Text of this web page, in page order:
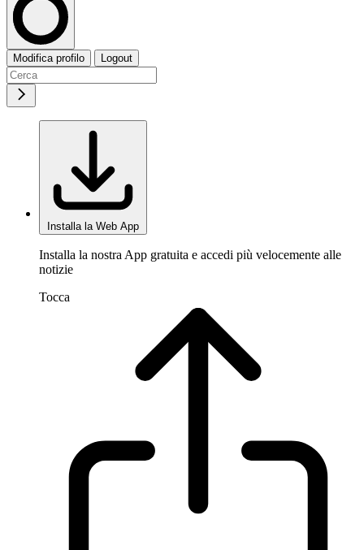
Modifica profilo Logout
Installa la Web App
Installa la nostra App gratuita e accedi più velocemente alle
notizie
Tocca